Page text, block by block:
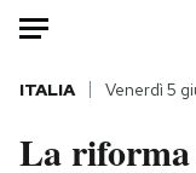
HOME
ITALIA Venerdì 5
La riforma